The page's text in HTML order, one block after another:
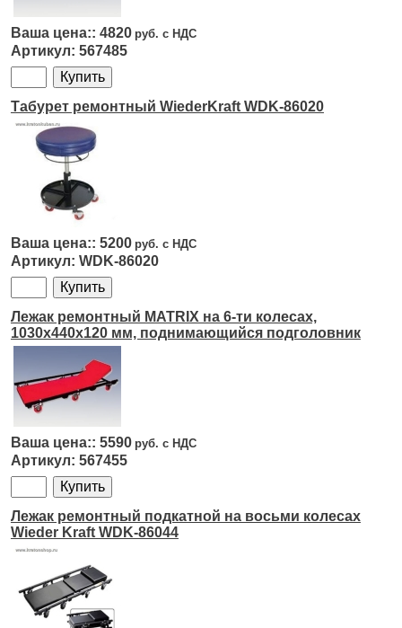
4820
567485
Табурет ремонтный WiederKraft WDK-86020
5200
WDK-86020
Лежак ремонтный MATRIX на 6-ти колесах,
1030х440х120 мм, поднимающийся подголовник
5590
567455
Лежак ремонтный подкатной на восьми колесах
Wieder Kraft WDK-86044